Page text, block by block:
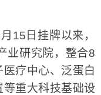
日挂牌以来，
业研究院，整合8
疗中心、泛蛋白
重大科技基础设